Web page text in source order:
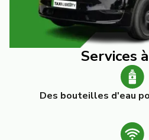
Services
Des bouteilles d'eau